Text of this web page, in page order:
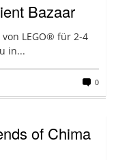
Bazaar
LEGO® für 2-4
in...
0
of Chima